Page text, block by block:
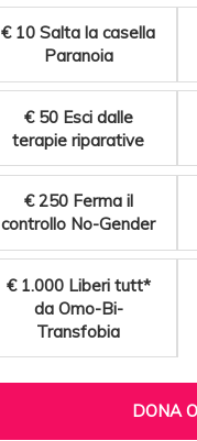
€ 10 Salta la casella
Paranoia
€ 50 Esci dalle
terapie riparative
€ 250 Ferma il
controllo No-Gender
€ 1.000 Liberi tutt*
da Omo-Bi-
Transfobia
DONA